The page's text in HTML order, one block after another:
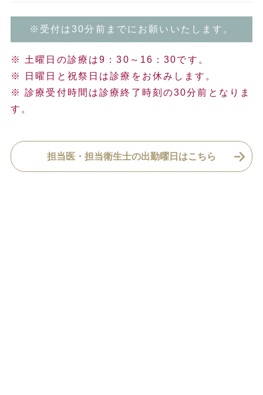
※受付は30分前までにお願いいたします。
※ 土曜日の診療は9：30～16：30です。
※ 日曜日と祝祭日は診療をお休みします。
※ 診療受付時間は診療終了時刻の30分前となりま
す。
担当医・担当衛生士の出勤曜日はこちら